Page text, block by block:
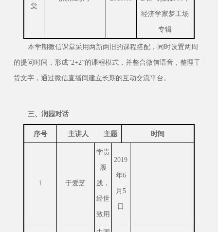
棠
经济学家梦工场
专辑
本学期微信课堂采用两新两旧的课程搭配，同时设置两周
的提问时间，形成“2+2”的课程模式，并整合微信语音，整理干
货文字，通过微信直播间建立长期的互动交流平台。
三、润园对话
序号 主讲人 主题 时间
1 于爱芝
学贵
履
践，
经世
致用
2019
年6
月5
日